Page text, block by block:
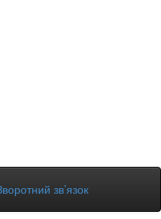
зв’язок